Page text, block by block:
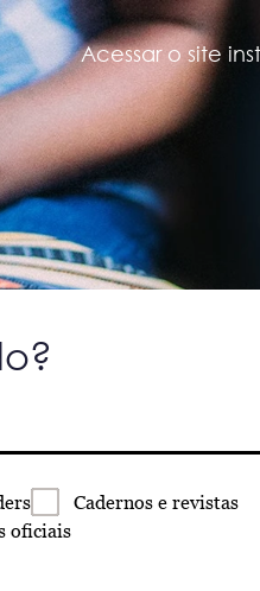
Acessar o site
Cadernos e revistas
oficiais